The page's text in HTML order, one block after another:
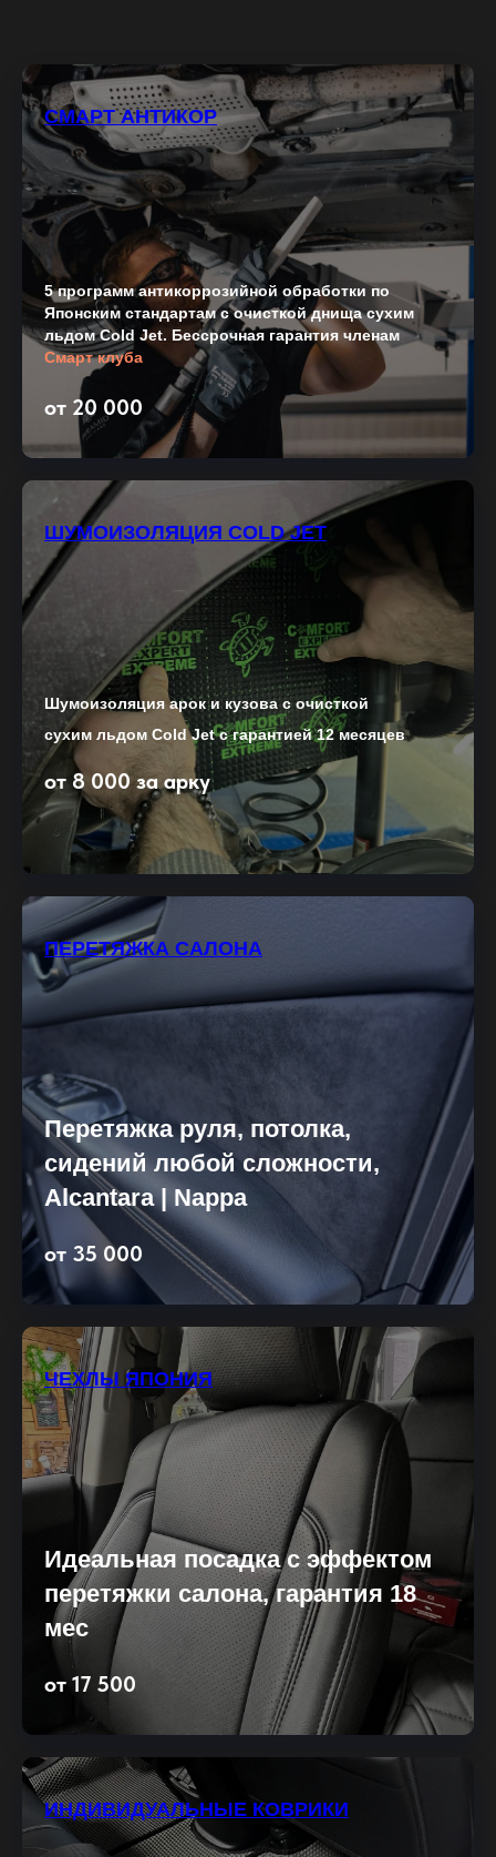
СМАРТ АНТИКОР
5 программ антикоррозийной обработки по
Японским стандартам с очисткой днища сухим
льдом Cold Jet. Бессрочная гарантия членам
Смарт клуба
от 20 000
ШУМОИЗОЛЯЦИЯ COLD JET
Шумоизоляция арок и кузова с очисткой
сухим льдом Cold Jet с гарантией 12 месяцев
от 8 000 за арку
ПЕРЕТЯЖКА САЛОНА
Перетяжка руля, потолка,
сидений любой сложности,
Alcantara | Nappa
от 35 000
ЧЕХЛЫ ЯПОНИЯ
Идеальная посадка с эффектом
перетяжки салона, гарантия 18
мес
от 17 500
ИНДИВИДУАЛЬНЫЕ КОВРИКИ